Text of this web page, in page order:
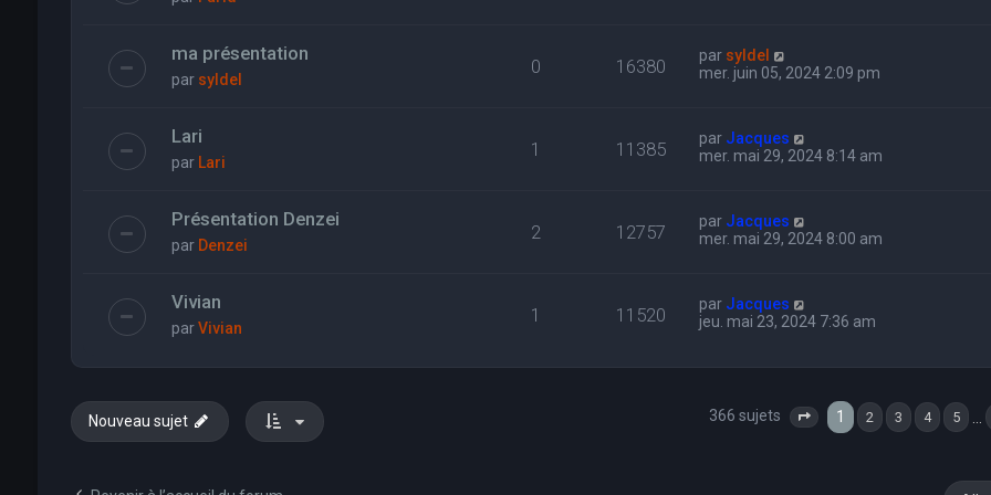
ma présentation
par syldel
0 16380 par syldel
mer. juin 05, 2024 2:09 pm
Lari
par Lari
1 11385 par Jacques
mer. mai 29, 2024 8:14 am
Présentation Denzei
par Denzei
2 12757 par Jacques
mer. mai 29, 2024 8:00 am
Vivian
parVivian
1 11520 par Jacques
jeu. mai 23, 2024 7:36 am
Nouveau sujet 366 sujets Page 1sur 13
1 2 3 4 5